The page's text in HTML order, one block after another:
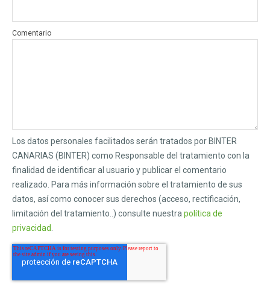
Comentario
Los datos personales facilitados serán tratados por BINTER
CANARIAS (BINTER) como Responsable del tratamiento con la
finalidad de identificar al usuario y publicar el comentario
realizado. Para más información sobre el tratamiento de sus
datos, así como conocer sus derechos (acceso, rectificación,
limitación del tratamiento..) consulte nuestra política de
privacidad